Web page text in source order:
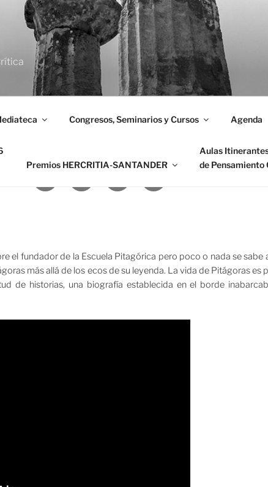
Congresos, Seminarios y Cursos Agenda
Premios HERCRITIA-SANTANDER
Aulas
de Pensamiento
el fundador de la Escuela Pitagórica pero poco o nada se sabe
más allá de los ecos de su leyenda. La vida de Pitágoras es
de historias, una biografía establecida en el borde
electrónico